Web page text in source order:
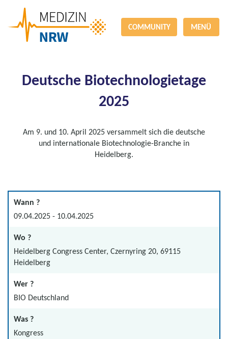
COMMUNITY MENÜ
Deutsche Biotechnologietage
2025
Am 9. und 10. April 2025 versammelt sich die deutsche
und internationale Biotechnologie-Branche in
Heidelberg.
Wann ?
09.04.2025 - 10.04.2025
Wo ?
Heidelberg Congress Center, Czernyring 20, 69115
Heidelberg
Wer ?
BIO Deutschland
Was ?
Kongress